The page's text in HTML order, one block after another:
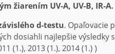
žiarením UV-A, UV-B, IR-A.
d-testu. Opaľovacie
dosiahli najlepšie výsledky
(1.), 2013 (1.), 2014 (1.) )